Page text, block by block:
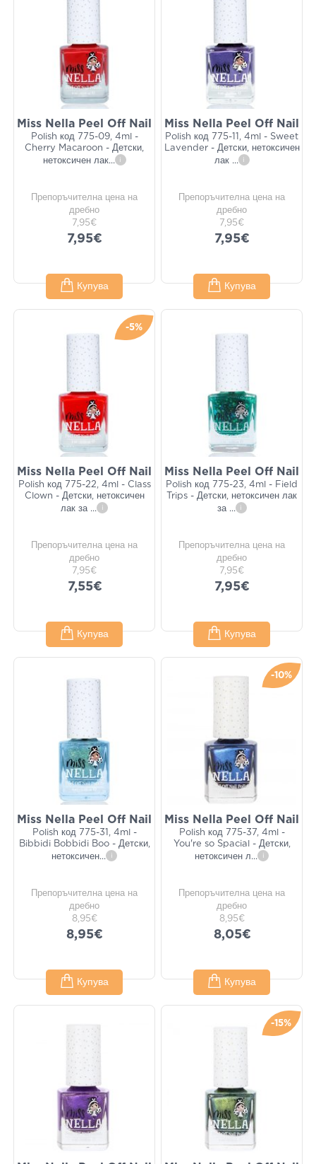
Miss Nella Peel Off Nail
Polish код 775-09, 4ml -
Cherry Macaroon - Детски,
нетоксичен лак... i
Препоръчителна цена на
дребно
7,95€
7,95€
Купува
Miss Nella Peel Off Nail
Polish код 775-11, 4ml - Sweet
Lavender - Детски, нетоксичен
лак ... i
Препоръчителна цена на
дребно
7,95€
7,95€
Купува
-5%
Miss Nella Peel Off Nail
Polish код 775-22, 4ml - Class
Clown - Детски, нетоксичен
лак за ... i
Препоръчителна цена на
дребно
7,95€
7,55€
Купува
Miss Nella Peel Off Nail
Polish код 775-23, 4ml - Field
Trips - Детски, нетоксичен лак
за ... i
Препоръчителна цена на
дребно
7,95€
7,95€
Купува
Miss Nella Peel Off Nail
Polish код 775-31, 4ml -
Bibbidi Bobbidi Boo - Детски,
нетоксичен... i
Препоръчителна цена на
дребно
8,95€
8,95€
Купува
-10%
Miss Nella Peel Off Nail
Polish код 775-37, 4ml -
You're so Spacial - Детски,
нетоксичен л... i
Препоръчителна цена на
дребно
8,95€
8,05€
Купува
-15%